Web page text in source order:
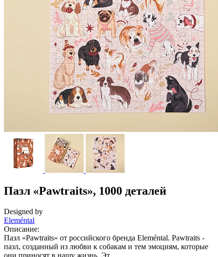
Пазл «Pawtraits», 1000 деталей
Designed by
Eleméntal
Описание:
Пазл «Pawtraits» от российского бренда Eleméntal. Pawtraits -
пазл, созданный из любви к собакам и тем эмоциям, которые
они приносят в нашу жизнь. Эт...